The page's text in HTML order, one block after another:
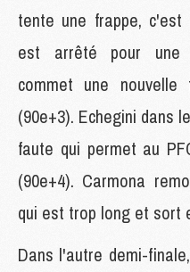
tente une frappe, c'est
est arrêté pour une
commet une
(90e+3). Echegini dans
faute qui permet au
(90e+4). Carmona
qui est trop long et sort
Dans l'autre demi-